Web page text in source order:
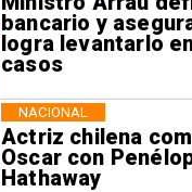
bancario y
logra levantarlo
casos
Actriz chilena
Oscar con
Hathaway
NACIONAL